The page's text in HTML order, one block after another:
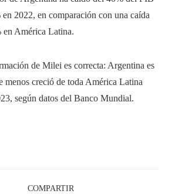
2022, en comparación con una caída
en América Latina.
de Milei es correcta: Argentina es
menos creció de toda América Latina
según datos del Banco Mundial.
COMPARTIR